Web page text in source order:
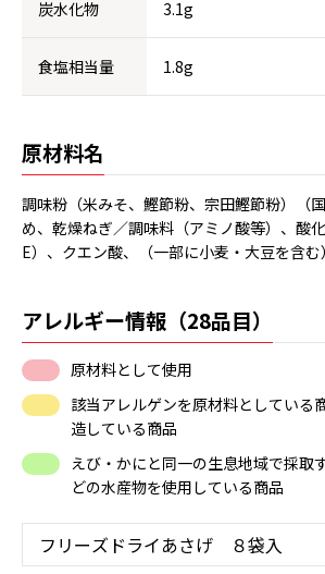
炭水化物 3.1g
食塩相当量 1.8g
原材料名
調味粉（米みそ、鰹節粉、宗田鰹節粉）（
め、乾燥ねぎ／調味料（アミノ酸等）、酸
E）、クエン酸、（一部に小麦・大豆を含む）
アレルギー情報（28品目）
原材料として使用
該当アレルゲンを原材料としている
造している商品
えび・かにと同一の生息地域で採取
どの水産物を使用している商品